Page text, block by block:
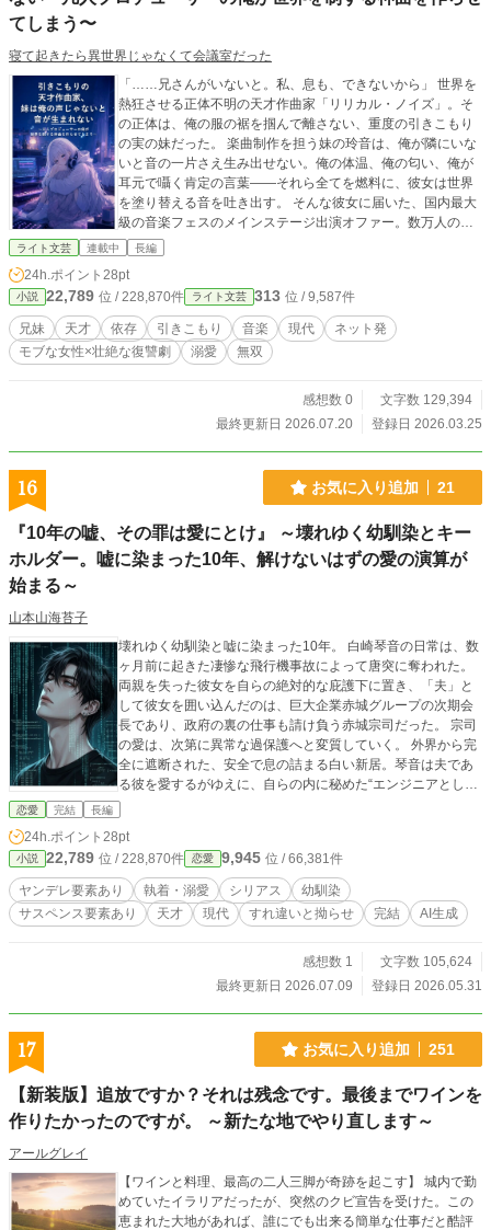
てしまう〜
寝て起きたら異世界じゃなくて会議室だった
「……兄さんがいないと。私、息も、できないから」 世界を
熱狂させる正体不明の天才作曲家「リリカル・ノイズ」。そ
の正体は、俺の服の裾を掴んで離さない、重度の引きこもり
の実の妹だった。 楽曲制作を担う妹の玲音は、俺が隣にいな
いと音の一片さえ生み出せない。俺の体温、俺の匂い、俺が
耳元で囁く肯定の言葉――それら全てを燃料に、彼女は世界
を塗り替える音を吐き出す。 そんな彼女に届いた、国内最大
級の音楽フェスのメインステージ出演オファー。数万人の視
線という魔物から、硝子細工の心を持つ天才を守れるのは、
への依存で形を保っている。一歩も外に出られなかった少女
が、兄という唯一の停泊地に縋りながら、世界をその足元に
跪かせる物語。
ライト文芸 連載中 長編
24h.ポイント 28pt
小説 22,789 位 / 228,870件 ライト文芸 313 位 / 9,587件
兄妹 天才 依存 引きこもり 音楽 現代
ネット発
モブな女性×壮絶な復讐劇
溺愛 無双
感想数 0
文字数 129,394
最終更新日 2026.07.20
登録日 2026.03.25
16 お気に入り追加 21
『10年の嘘、その罪は愛にとけ』 ～壊れゆく幼馴染とキー
ホルダー。嘘に染まった10年、解けないはずの愛の演算が
始まる～
山本山海苔子
​壊れゆく幼馴染と嘘に染まった10年。 ​白崎琴音の日常は、数
ヶ月前に起きた凄惨な飛行機事故によって唐突に奪われた。
両親を失った彼女を自らの絶対的な庇護下に置き、「夫」と
して彼女を囲い込んだのは、巨大企業赤城グループの次期会
長であり、政府の裏の仕事も請け負う赤城宗司だった。 ​宗司
の愛は、次第に異常な過保護へと変質していく。 外界から完
全に遮断された、安全で息の詰まる白い新居。琴音は夫であ
る彼を愛するがゆえに、自らの内に秘めた“エンジニアとして
の特異な才能”を隠し、彼が望む「無力で守られるだけの妻」
ロ組織「スパイダー」の影が、再び彼らの周囲で蠢き始めた
のだ。 ​宗司の執拗なまでの庇護と、彼に狂信的な執着を向け
る女・沙羅。そして、その愛憎劇を特等席で愉しもうとする
男・瀬戸蓮。 それぞれの業が交錯し、見えない悪意が再び牙
を剥く時。琴音は「守られるだけの妻」でいることをやめ、
固められた鳥籠を壊し、不器用な者たちが泥臭く「救済」を
探すまでの、焦燥と愛の記録。 ​※本作のストーリー、プロッ
れらを小説の形にするための「本文（地の文）の執筆・文章
化（5割程）」においてAIを活用しています。
恋愛 完結 長編
24h.ポイント 28pt
小説 22,789 位 / 228,870件 恋愛 9,945 位 / 66,381件
ヤンデレ要素あり 執着・溺愛 シリアス
幼馴染
サスペンス要素あり
天才 現代 すれ違いと拗らせ 完結 AI生成
感想数 1
文字数 105,624
最終更新日 2026.07.09
登録日 2026.05.31
17 お気に入り追加 251
【新装版】追放ですか？それは残念です。最後までワインを
作りたかったのですが。 ～新たな地でやり直します～
アールグレイ
【ワインと料理、最高の二人三脚が奇跡を起こす】 城内で勤
めていたイラリアだったが、突然のクビ宣告を受けた。この
恵まれた大地があれば、誰にでも出来る簡単な仕事だと酷評